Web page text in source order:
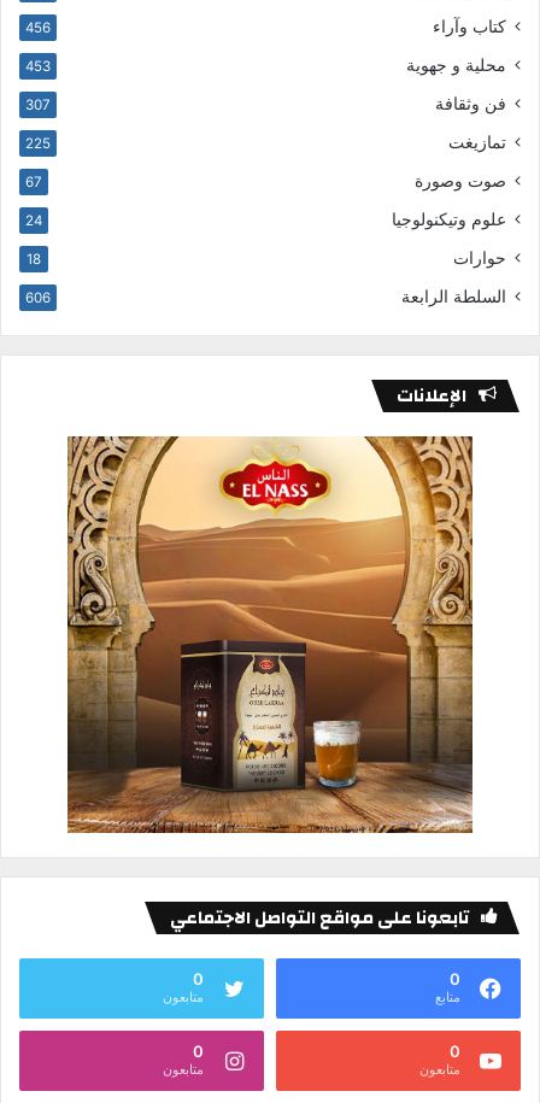
كتاب وآراء 456
محلية و جهوية 453
فن وثقافة 307
تمازيغت 225
صوت وصورة 67
علوم وتيكنولوجيا 24
حوارات 18
السلطة الرابعة 606
الإعلانات
تابعونا على مواقع التواصل الاجتماعي
0
متابع
0
متابعون
0
متابعون
0
متابعون